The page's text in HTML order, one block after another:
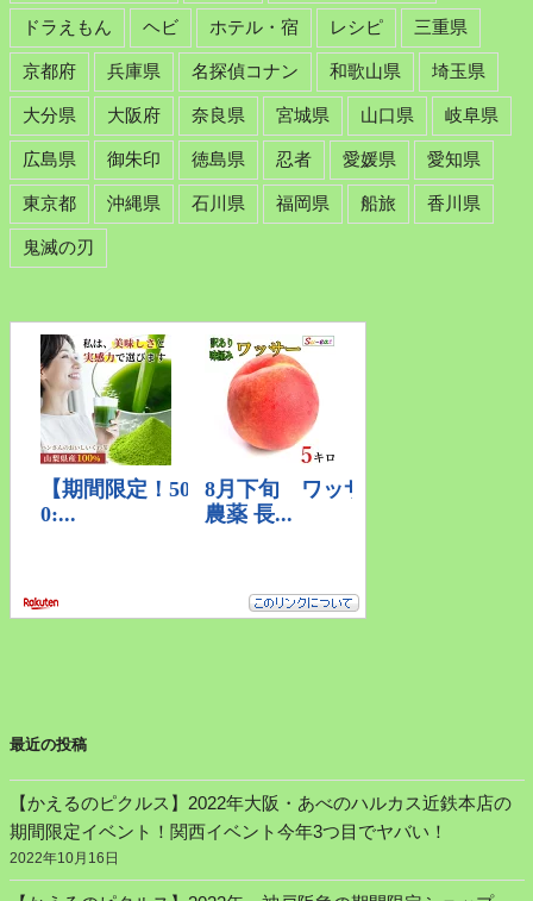
ドラえもん ヘビ ホテル・宿 レシピ 三重県
京都府 兵庫県 名探偵コナン 和歌山県 埼玉県
大分県 大阪府 奈良県 宮城県 山口県 岐阜県
広島県 御朱印 徳島県 忍者 愛媛県 愛知県
東京都 沖縄県 石川県 福岡県 船旅 香川県
鬼滅の刃
最近の投稿
【かえるのピクルス】2022年大阪・あべのハルカス近鉄本店の
期間限定イベント！関西イベント今年3つ目でヤバい！
2022年10月16日